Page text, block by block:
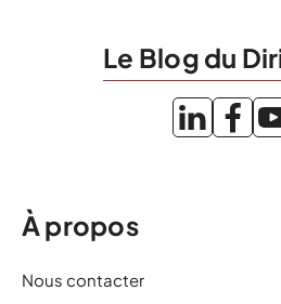
Le Blog du
À propos
Nous contacter